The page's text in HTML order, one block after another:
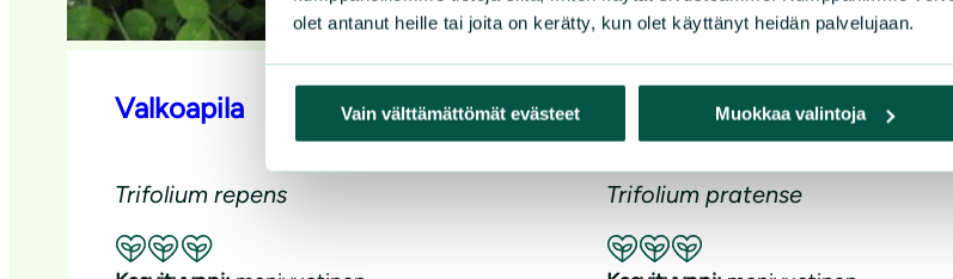
olet antanut heille tai joita on kerätty, kun olet käyttänyt heidän palvelujaan.
Vain välttämättömät evästeet Muokkaa valintoja
Valkoapila
Trifolium repens
Suositeltavuus: Erinomainen pölyttäjäkasvi
Puna-apila
Trifolium pratense
Suositeltavuus: Erinomainen